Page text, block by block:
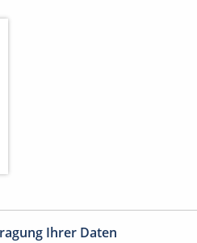
Ihrer Daten